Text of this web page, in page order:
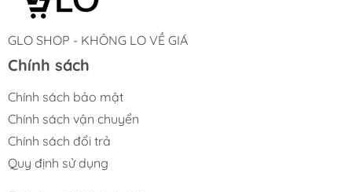
GLO SHOP - KHÔNG LO VỀ GIÁ
Chính sách
Chính sách bảo mật
Chính sách vận chuyển
Chính sách đổi trả
Quy định sử dụng